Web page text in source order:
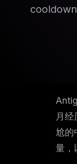
月
尬的
量，